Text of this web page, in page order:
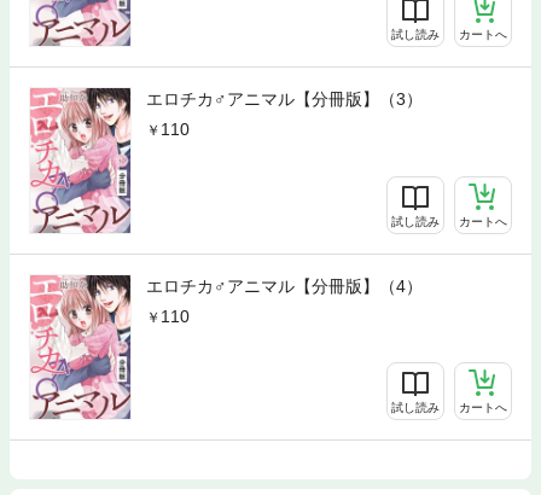
試し読み カートへ
エロチカ♂アニマル【分冊版】（3）
110
試し読み カートへ
エロチカ♂アニマル【分冊版】（4）
110
試し読み カートへ